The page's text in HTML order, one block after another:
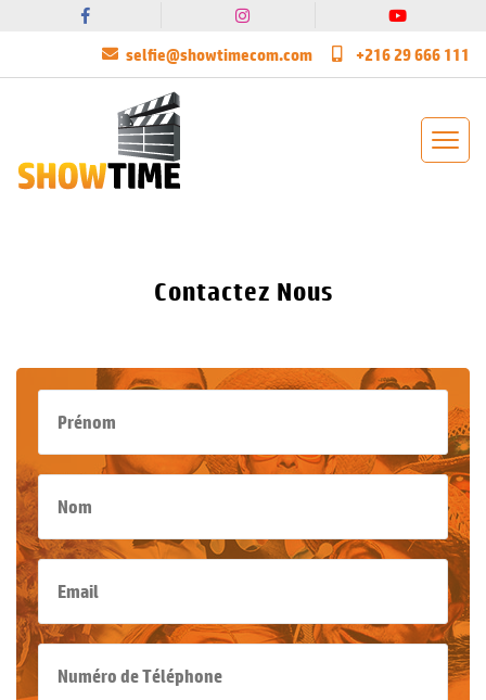
selfie@showtimecom.com +216 29 666 111
Contactez Nous